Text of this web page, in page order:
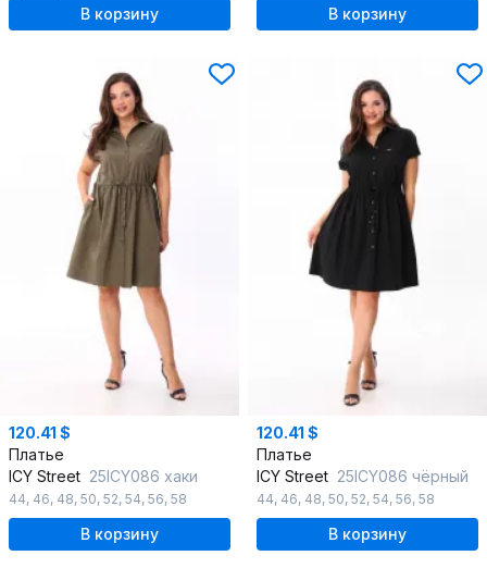
В корзину В корзину
120.41 $
Платье
ICY Street 25ICY086 хаки
44, 46, 48, 50, 52, 54, 56, 58
В корзину
120.41 $
Платье
ICY Street 25ICY086 чёрный
44, 46, 48, 50, 52, 54, 56, 58
В корзину